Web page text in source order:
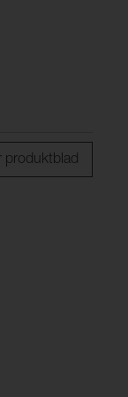
produktblad